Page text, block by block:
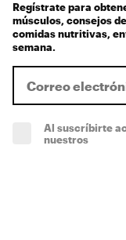
Regístrate para
músculos, consejos
comidas nutritivas,
semana.
Al suscríbirte
nuestros